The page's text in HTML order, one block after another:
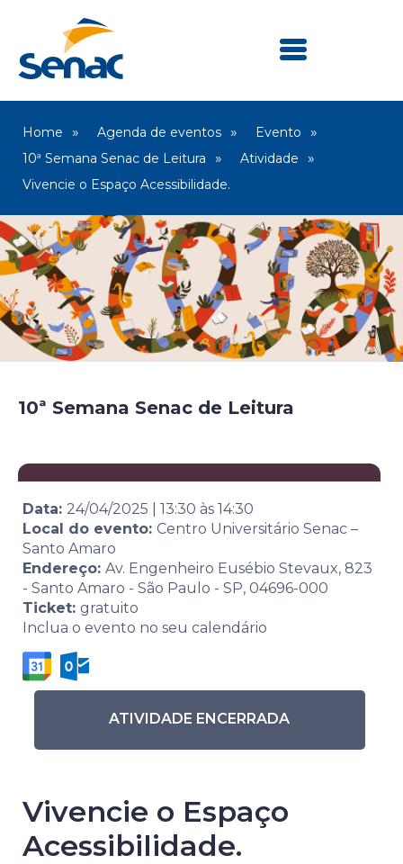
Home Agenda de eventos
Evento
10ª Semana Senac de Leitura
Atividade
Vivencie o Espaço Acessibilidade.
10ª Semana Senac de Leitura
Data: 24/04/2025 13:30 às 14:30
Local do evento: Centro Universitário Senac –
Santo Amaro
Endereço: Av. Engenheiro Eusébio Stevaux, 823
- Santo Amaro - São Paulo - SP, 04696-000
Ticket: gratuito
Inclua o evento no seu calendário
ATIVIDADE ENCERRADA
Vivencie o Espaço
Acessibilidade.